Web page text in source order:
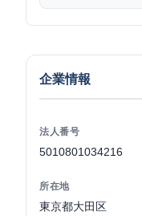
企業情報
法人番号
5010801034216
所在地
東京都大田区